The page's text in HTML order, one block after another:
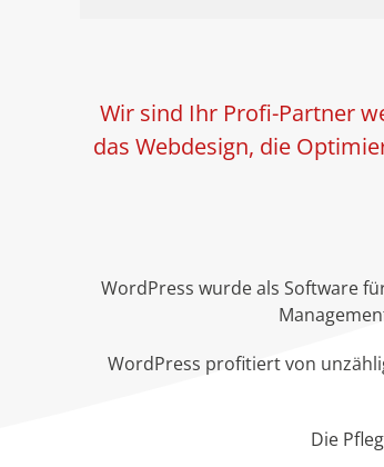
Wir sind Ihr Profi-Partner
das Webdesign, die
WordPress wurde als Software
WordPress profitiert von
Die